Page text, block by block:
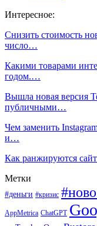
Интересное:
Снизить стоимость
число…
Какими товарами
годом.…
Вышла новая версия
публичными…
Чем заменить
и…
Как ранжируются
Метки
#деньги #кризис
AppMetrica ChatGPT